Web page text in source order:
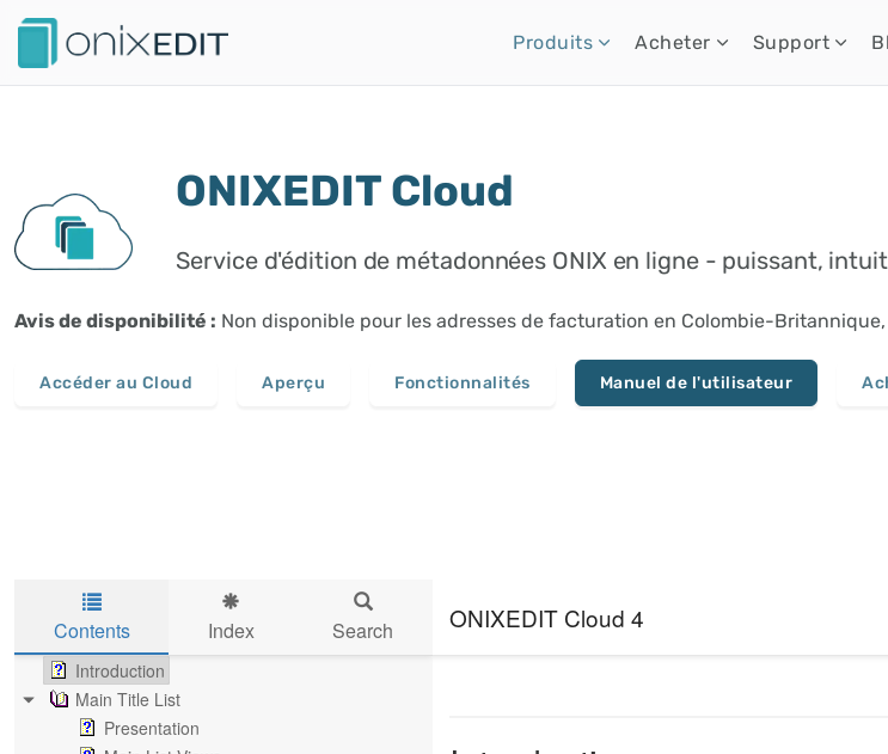
Produits Acheter Support
ONIXEDIT Cloud
Service d'édition de métadonnées ONIX en ligne - puissant,
Avis de disponibilité : Non disponible pour les adresses de facturation en Colombie-
Accéder au Cloud Aperçu Fonctionnalités Manuel de l'utilisateur